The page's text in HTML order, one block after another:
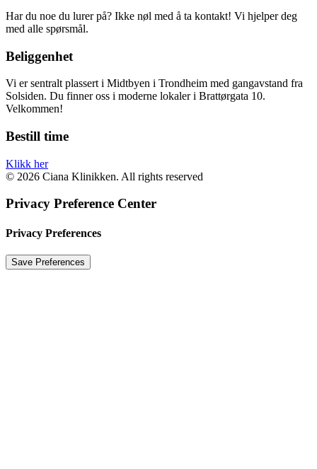
Har du noe du lurer på? Ikke nøl med å ta kontakt! Vi hjelper deg
med alle spørsmål.
Beliggenhet
Vi er sentralt plassert i Midtbyen i Trondheim med gangavstand fra
Solsiden. Du finner oss i moderne lokaler i Brattørgata 10.
Velkommen!
Bestill time
Klikk her
© 2026 Ciana Klinikken. All rights reserved
Privacy Preference Center
Privacy Preferences